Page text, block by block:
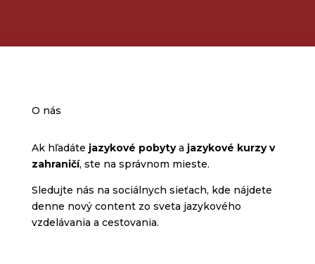
O nás
Ak hľadáte jazykové pobyty a jazykové kurzy v
zahraničí, ste na správnom mieste.
Sledujte nás na sociálnych sieťach, kde nájdete
denne nový content zo sveta jazykového
vzdelávania a cestovania.